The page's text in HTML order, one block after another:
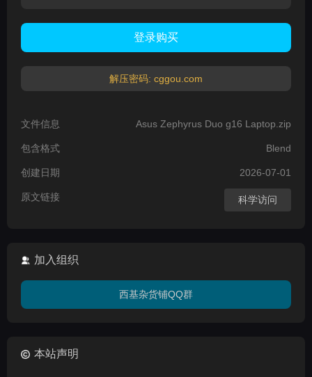
登录购买
解压密码: cggou.com
文件信息 Asus Zephyrus Duo g16 Laptop.zip
包含格式 Blend
创建日期 2026-07-01
原文链接 科学访问
加入组织
西基杂货铺QQ群
本站声明